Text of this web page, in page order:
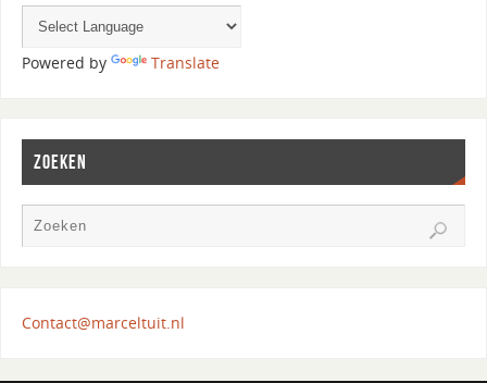
Powered by Translate
ZOEKEN
Contact@marceltuit.nl